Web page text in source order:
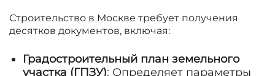
Строительство в Москве требует получения
десятков документов, включая:
Градостроительный план земельного
участка (ГПЗУ): Определяет параметры